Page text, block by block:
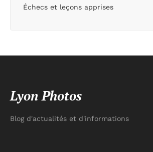
Échecs et leçons apprises
Lyon Photos
Blog d'actualités et d'informations